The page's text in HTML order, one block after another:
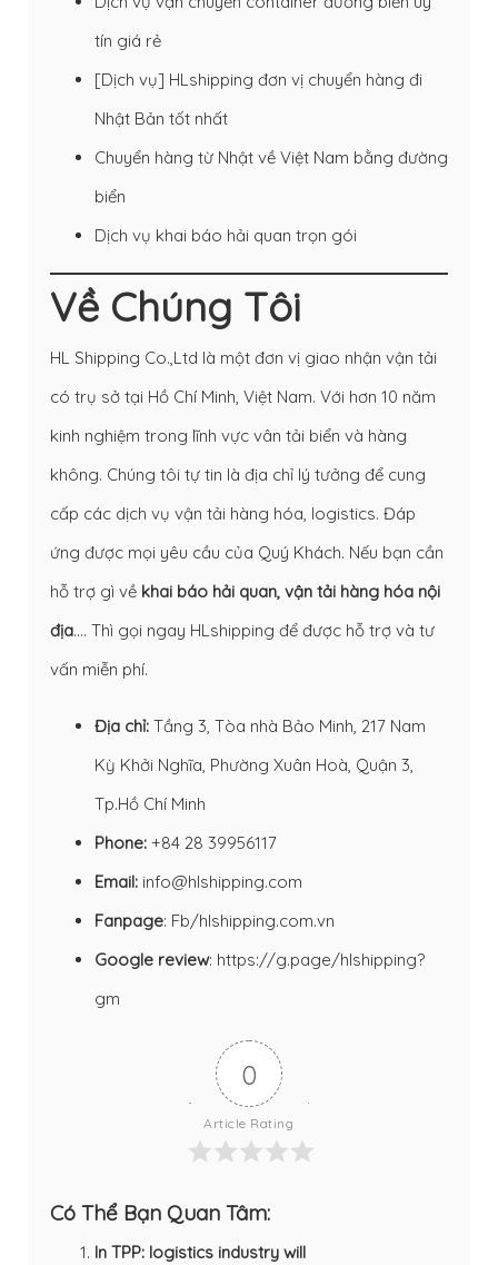
tín giá rẻ
[Dịch vụ] HLshipping đơn vị chuyển hàng đi
Nhật Bản tốt nhất
Chuyển hàng từ Nhật về Việt Nam bằng đường
biển
Dịch vụ khai báo hải quan trọn gói
Về Chúng Tôi
HL Shipping Co.,Ltd là một đơn vị giao nhận vận tải
có trụ sở tại Hồ Chí Minh, Việt Nam. Với hơn 10 năm
kinh nghiệm trong lĩnh vực vân tải biển và hàng
không. Chúng tôi tự tin là địa chỉ lý tưởng để cung
cấp các dịch vụ vận tải hàng hóa, logistics. Đáp
ứng được mọi yêu cầu của Quý Khách. Nếu bạn cần
hỗ trợ gì về khai báo hải quan, vận tải hàng hóa nội
địa…. Thì gọi ngay HLshipping để được hỗ trợ và tư
vấn miễn phí.
Địa chỉ: Tầng 3, Tòa nhà Bảo Minh, 217 Nam
Kỳ Khởi Nghĩa, Phường Xuân Hoà, Quận 3,
Tp.Hồ Chí Minh
Phone: +84 28 39956117
Email: info@hlshipping.com
Fanpage: Fb/hlshipping.com.vn
Google review: https://g.page/hlshipping?
gm
0
Article Rating
Có Thể Bạn Quan Tâm:
In TPP: logistics industry will